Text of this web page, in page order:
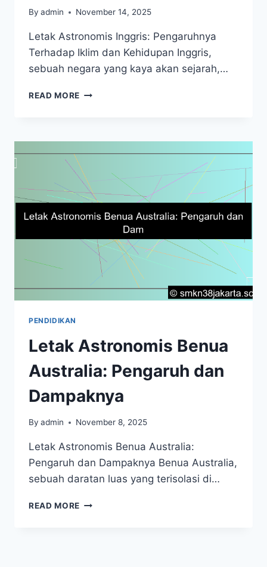
By admin November 14, 2025
Letak Astronomis Inggris: Pengaruhnya
Terhadap Iklim dan Kehidupan Inggris,
sebuah negara yang kaya akan sejarah,…
READ MORE LETAK
TERHADAP
IKLIM
DAN
KEHIDUPAN
SEHARI-
HARI
PENDIDIKAN
Letak Astronomis Benua
Australia: Pengaruh dan
Dampaknya
By admin November 8, 2025
Letak Astronomis Benua Australia:
Pengaruh dan Dampaknya Benua Australia,
sebuah daratan luas yang terisolasi di…
READ MORE LETAK